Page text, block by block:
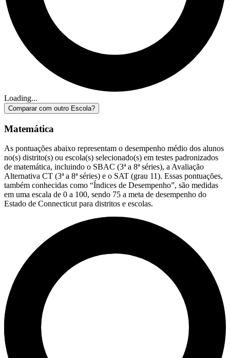
Loading...
Comparar com outro Escola?
Matemática
As pontuações abaixo representam o desempenho médio dos alunos
no(s) distrito(s) ou escola(s) selecionado(s) em testes padronizados
de matemática, incluindo o SBAC (3ª a 8ª séries), a Avaliação
Alternativa CT (3ª a 8ª séries) e o SAT (grau 11). Essas pontuações,
também conhecidas como “Índices de Desempenho”, são medidas
em uma escala de 0 a 100, sendo 75 a meta de desempenho do
Estado de Connecticut para distritos e escolas.